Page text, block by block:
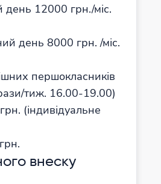
12000 грн./міс.
день 8000 грн. /міс.
першокласників
тиж. 16.00-19.00)
(індивідуальне
внеску